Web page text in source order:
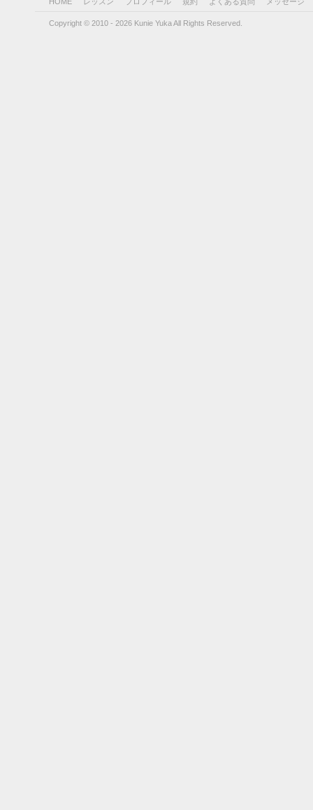
Copyright © 2010 - 2026 Kunie Yuka All Rights Reserved.